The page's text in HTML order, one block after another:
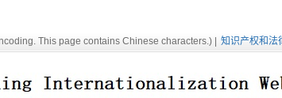
This page contains Chinese characters.) | 知识产权和法